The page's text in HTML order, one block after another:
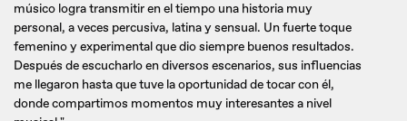
músico logra transmitir en el tiempo una historia muy
personal, a veces percusiva, latina y sensual. Un fuerte toque
femenino y experimental que dio siempre buenos resultados.
Después de escucharlo en diversos escenarios, sus influencias
me llegaron hasta que tuve la oportunidad de tocar con él,
donde compartimos momentos muy interesantes a nivel